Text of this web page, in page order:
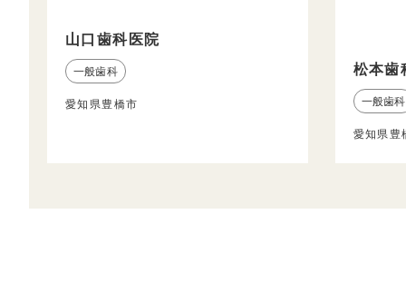
山口歯科医院
一般歯科
愛知県豊橋市
松本歯
一般歯科
愛知県豊